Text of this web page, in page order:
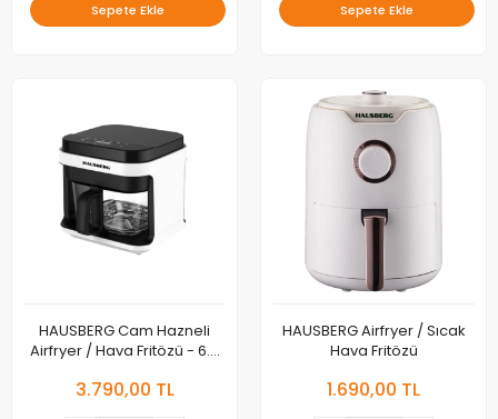
Sepete Ekle Sepete Ekle
HAUSBERG Cam Hazneli
Airfryer / Hava Fritözü - 6.5
3.790,00 TL
HAUSBERG Airfryer / Sıcak
Hava Fritözü
1.690,00 TL